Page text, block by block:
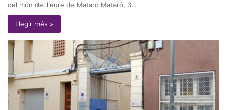
del món del lleure de Mataró Mataró, 3…
Llegir més »